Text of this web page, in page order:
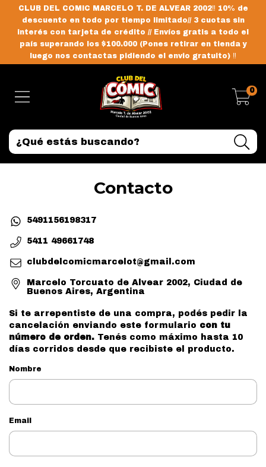
CLUB DEL COMIC MARCELO T. DE ALVEAR 2002‼️ 10% de
descuento en todo por tiempo limitado// 3 cuotas sin
interés con tarjeta de crédito // Envíos gratis a todo el
país superando los $100.000 (Pones retirar en tienda y
luego nos contactas pidiendo el envio gratuito) ‼️
0
Contacto
5491156198317
5411 49661748
clubdelcomicmarcelot@gmail.com
Marcelo Torcuato de Alvear 2002, Ciudad de
Buenos Aires, Argentina
Si te arrepentiste de una compra, podés pedir la
cancelación enviando este formulario con tu
número de orden. Tenés como máximo hasta 10
días corridos desde que recibiste el producto.
Nombre
Email